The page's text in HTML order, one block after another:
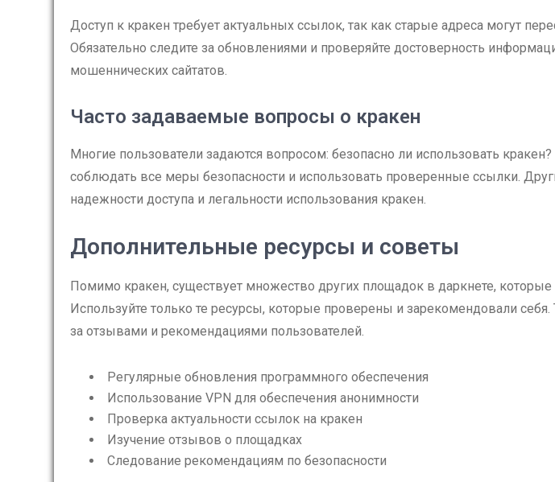
Доступ к кракен требует актуальных ссылок, так как старые адреса могут
Обязательно следите за обновлениями и проверяйте достоверность
мошеннических сайтатов.
Часто задаваемые вопросы о кракен
Многие пользователи задаются вопросом: безопасно ли использовать кракен?
соблюдать все меры безопасности и использовать проверенные ссылки.
надежности доступа и легальности использования кракен.
Дополнительные ресурсы и советы
Помимо кракен, существует множество других площадок в даркнете,
Используйте только те ресурсы, которые проверены и зарекомендовали
за отзывами и рекомендациями пользователей.
Регулярные обновления программного обеспечения
Использование VPN для обеспечения анонимности
Проверка актуальности ссылок на кракен
Изучение отзывов о площадках
Следование рекомендациям по безопасности